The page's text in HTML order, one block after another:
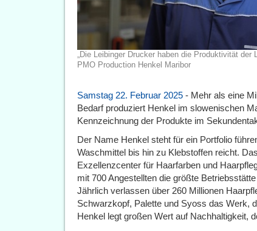
„Die Leibinger Drucker haben die Produktivität der
PMO Production Henkel Maribor
Samstag 22. Februar 2025 - Mehr als eine
Bedarf produziert Henkel im slowenischen
Kennzeichnung der Produkte im
Der Name Henkel steht für ein Portfolio
Waschmittel bis hin zu Klebstoffen reicht.
Exzellenzcenter für Haarfarben und
mit 700 Angestellten die größte
Jährlich verlassen über 260 Millionen
Schwarzkopf, Palette und Syoss das Werk,
Henkel legt großen Wert auf Nachhaltigkeit,